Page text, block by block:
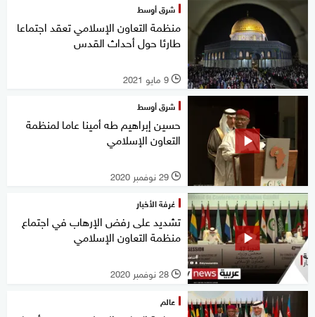
شرق أوسط
منظمة التعاون الإسلامي تعقد اجتماعا
طارئا حول أحداث القدس
l 9 مايو 2021
شرق أوسط
حسين إبراهيم طه أمينا عاما لمنظمة
التعاون الإسلامي
l 29 نوفمبر 2020
غرفة الأخبار
تشديد على رفض الإرهاب في اجتماع
منظمة التعاون الإسلامي
l 28 نوفمبر 2020
عالم